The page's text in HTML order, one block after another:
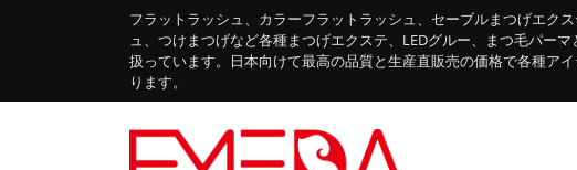
フラットラッシュ、カラーフラットラッシュ、セーブルまつげエク
ュ、つけまつげなど各種まつげエクステ、LEDグルー、まつ毛パーマ
扱っています。日本向けて最高の品質と生産直販売の価格で各種ア
ります。